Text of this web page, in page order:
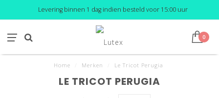
Levering binnen 1 dag indien besteld voor 15:00 uur
0
Home Merken Le Tricot Perugia
LE TRICOT PERUGIA